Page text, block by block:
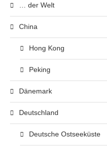
… der Welt
China
Hong Kong
Peking
Dänemark
Deutschland
Deutsche Ostseeküste